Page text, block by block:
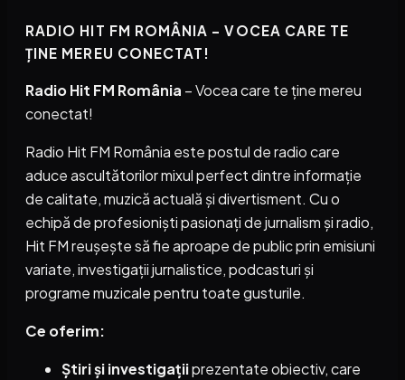
RADIO HIT FM ROMÂNIA – VOCEA CARE TE
ȚINE MEREU CONECTAT!
Radio Hit FM România – Vocea care te ține mereu
conectat!
Radio Hit FM România este postul de radio care
aduce ascultătorilor mixul perfect dintre informație
de calitate, muzică actuală și divertisment. Cu o
echipă de profesioniști pasionați de jurnalism și radio,
Hit FM reușește să fie aproape de public prin emisiuni
variate, investigații jurnalistice, podcasturi și
programe muzicale pentru toate gusturile.
Ce oferim:
Știri și investigațiiprezentate obiectiv, care